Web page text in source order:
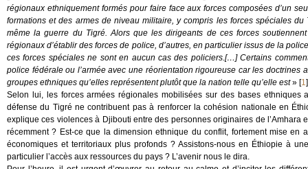
régionaux ethniquement formés pour faire face aux forces composées d’un
formations et des armes de niveau militaire, y compris les forces spéciales
même la guerre du Tigré. Alors que les dirigeants de ces forces
régionaux d’établir des forces de police, d’autres, en particulier issus de la
ces forces spéciales ne sont en aucun cas des policiers.[…] Certains
police fédérale ou l’armée avec une réorientation rigoureuse car les
groupes ethniques qu’elles représentent plutôt que la nation telle qu’elle est» [1]
Selon lui, les forces armées régionales mobilisées sur des bases
défense du Tigré ne contribuent pas à renforcer la cohésion nationale en
explique ces violences à Djibouti entre des personnes originaires de
récemment ? Est-ce que la dimension ethnique du conflit, fortement mise
économiques et territoriaux plus profonds ? Assistons-nous en Éthiopie à
particulier l’accès aux ressources du pays ? L’avenir nous le dira.